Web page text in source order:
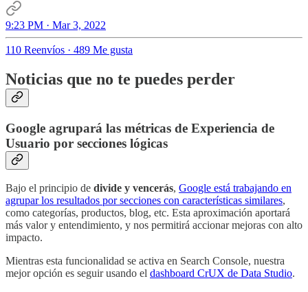
9:23 PM · Mar 3, 2022
110 Reenvíos · 489 Me gusta
Noticias que no te puedes perder
Google agrupará las métricas de Experiencia de
Usuario por secciones lógicas
Bajo el principio de divide y vencerás, Google está trabajando en
agrupar los resultados por secciones con características similares,
como categorías, productos, blog, etc. Esta aproximación aportará
más valor y entendimiento, y nos permitirá accionar mejoras con alto
impacto.
Mientras esta funcionalidad se activa en Search Console, nuestra
mejor opción es seguir usando el dashboard CrUX de Data Studio.